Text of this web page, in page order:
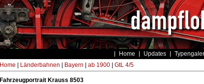
Home Updates
Home Länderbahnen Bayern ab 1900| GtL 4/5
Fahrzeugportrait Krauss 8503